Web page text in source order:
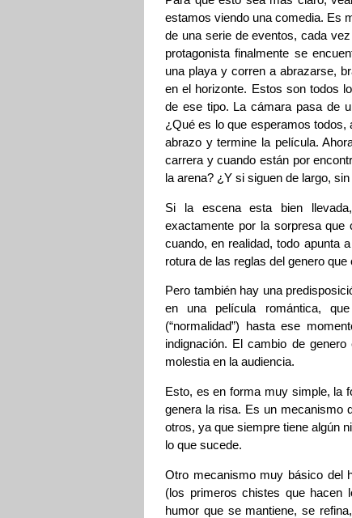
estamos viendo una comedia. Es
de una serie de eventos, cada
protagonista finalmente se
una playa y corren a abrazarse,
en el horizonte. Estos son todos
de ese tipo. La cámara pasa de
¿Qué es lo que esperamos todos,
abrazo y termine la película.
carrera y cuando están por
la arena? ¿Y si siguen de largo,
Si la escena esta bien
exactamente por la sorpresa
cuando, en realidad, todo apunta
rotura de las reglas del genero
Pero también hay una
en una película romántica,
(“normalidad”) hasta ese
indignación. El cambio de
molestia en la audiencia.
Esto, es en forma muy simple, la
genera la risa. Es un mecanismo
otros, ya que siempre tiene algún
lo que sucede.
Otro mecanismo muy básico del
(los primeros chistes que
humor que se mantiene, se